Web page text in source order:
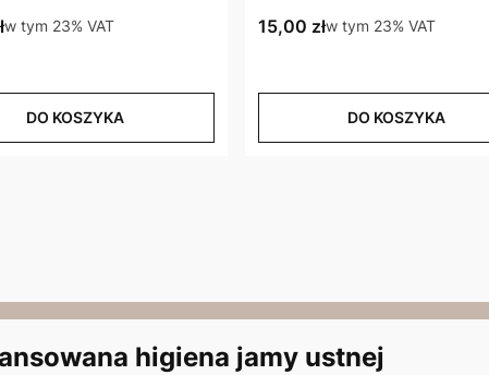
w tym %s VAT
w tym 23% VAT
DO KOSZYKA
Cena brutto
15,00 złw tym %s VAT
w tym 23%VAT
DO KOSZYKA
higiena jamy ustnej